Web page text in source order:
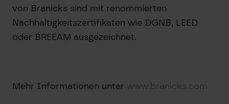
von Branicks sind mit renommierten
Nachhaltigkeitszertifikaten wie DGNB, LEED
oder BREEAM ausgezeichnet.
Mehr Informationen unter www.branicks.com